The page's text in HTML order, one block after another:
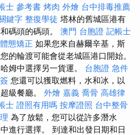
士 參考書 烤肉 外燴 台中排毒推薦
鍵字 整復學徒 塔林的舊城區港有
碼頭的碼頭。 澳門 台胞證 記帳士
態矯正 如果您來自赫爾辛基，斯
的輪渡可能會從老城區港口開始。
姆中選擇另一貨運。 台胞證 急件
您還可以獲取燃料，水和冰，以
級餐廳。 外燴 嘉義 喬骨 高雄律
士 證照有用嗎 按摩證照 台中整骨
為了放鬆，您可以從許多潛水
進行選擇。 到達和出發日期和日